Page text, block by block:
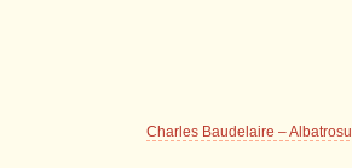
Charles Baudelaire – Albatrosul